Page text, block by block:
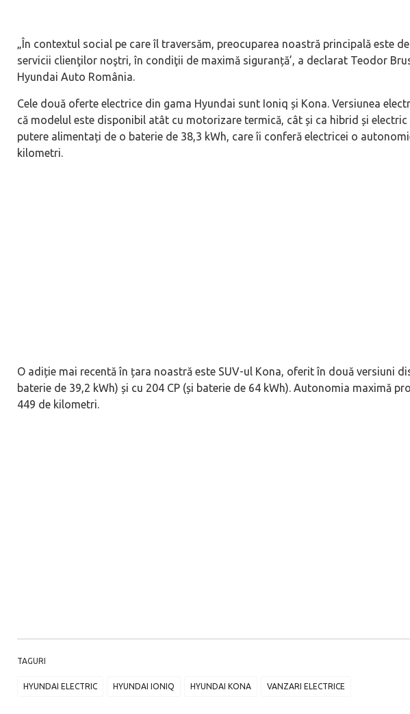
„În contextul social pe care îl traversăm, preocuparea noastră principală este
servicii clienţilor noştri, în condiţii de maximă siguranță’, a declarat Teodor
Hyundai Auto România.
Cele două oferte electrice din gama Hyundai sunt Ioniq și Kona. Versiunea
că modelul este disponibil atât cu motorizare termică, cât și ca hibrid și
putere alimentați de o baterie de 38,3 kWh, care îi conferă electricei o
kilometri.
O adiție mai recentă în țara noastră este SUV-ul Kona, oferit în două versiuni
baterie de 39,2 kWh) și cu 204 CP (și baterie de 64 kWh). Autonomia maximă
449 de kilometri.
TAGURI
HYUNDAI ELECTRIC HYUNDAI IONIQ HYUNDAI KONA VANZARI ELECTRICE
Versiune MINI Countryman încă nelansată oficial, dată
pe mâna fetelor în competiția off-road Rebelle Rally
Pentru cine știe ceva avioane, numele